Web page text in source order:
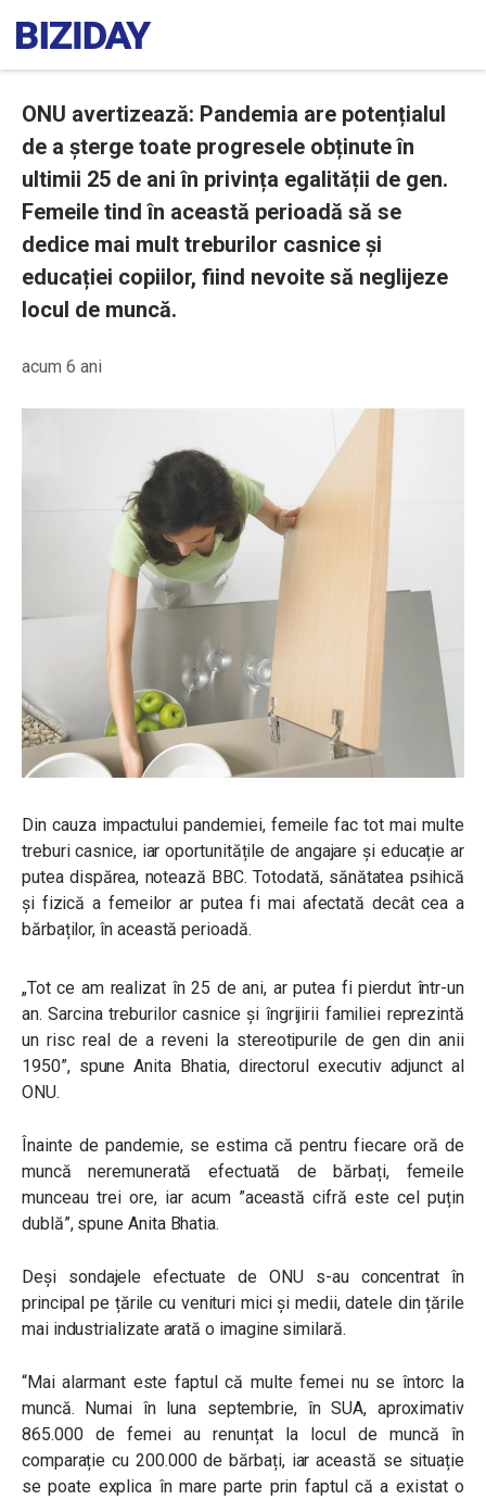
ONU avertizează: Pandemia are potențialul
de a șterge toate progresele obținute în
ultimii 25 de ani în privința egalității de gen.
Femeile tind în această perioadă să se
dedice mai mult treburilor casnice și
educației copiilor, fiind nevoite să neglijeze
locul de muncă.
acum 6 ani
Din cauza impactului pandemiei, femeile fac tot mai multe
treburi casnice, iar oportunitățile de angajare și educație ar
putea dispărea, notează BBC. Totodată, sănătatea psihică
și fizică a femeilor ar putea fi mai afectată decât cea a
bărbaților, în această perioadă.
„Tot ce am realizat în 25 de ani, ar putea fi pierdut într-un
an. Sarcina treburilor casnice și îngrijirii familiei reprezintă
un risc real de a reveni la stereotipurile de gen din anii
1950”, spune Anita Bhatia, directorul executiv adjunct al
ONU.
Înainte de pandemie, se estima că pentru fiecare oră de
muncă neremunerată efectuată de bărbați, femeile
munceau trei ore, iar acum ”această cifră este cel puțin
dublă”, spune Anita Bhatia.
Deși sondajele efectuate de ONU s-au concentrat în
principal pe țările cu venituri mici și medii, datele din țările
mai industrializate arată o imagine similară.
“Mai alarmant este faptul că multe femei nu se întorc la
muncă. Numai în luna septembrie, în SUA, aproximativ
865.000 de femei au renunțat la locul de muncă în
comparație cu 200.000 de bărbați, iar această se situație
se poate explica în mare parte prin faptul că a existat o